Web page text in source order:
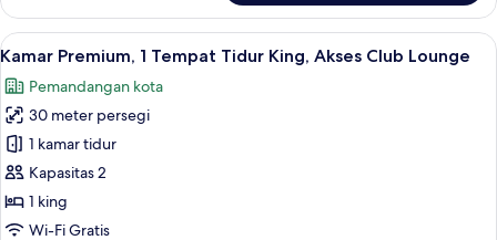
Kamar
Klasik,
2
Tidur
Twin
Lihat
semua
foto
untuk
Kamar
Premium,
1
Tempat
Kamar Premium, 1 Tempat Tidur
33
Kamar Premium, 1 Tempat Tidur King, Akses Club Lounge
Pemandangan kota
30 meter persegi
1 kamar tidur
Kapasitas 2
1 king
Wi-Fi Gratis